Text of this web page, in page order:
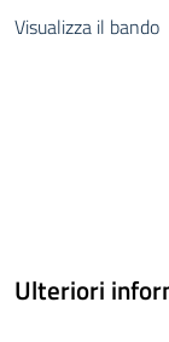
Visualizza il bando
Ulteriori